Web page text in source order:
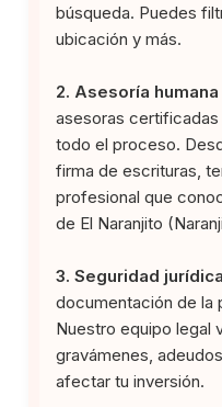
búsqueda. Puedes
ubicación y más.
2. Asesoría
asesoras
todo el proceso.
firma de escrituras,
profesional que
de El Naranjito
3. Seguridad
documentación de la
Nuestro equipo legal
gravámenes,
afectar tu inversión.